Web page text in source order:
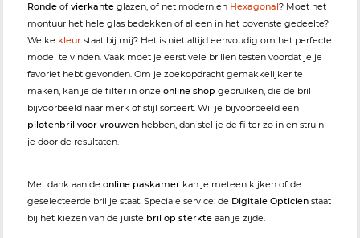
Ronde of vierkante glazen, of net modern en Hexagonal? Moet het
montuur het hele glas bedekken of alleen in het bovenste gedeelte?
Welke kleur staat bij mij? Het is niet altijd eenvoudig om het perfecte
model te vinden. Vaak moet je eerst vele brillen testen voordat je je
favoriet hebt gevonden. Om je zoekopdracht gemakkelijker te
maken, kan je de filter in onze online shop gebruiken, die de bril
bijvoorbeeld naar merk of stijl sorteert. Wil je bijvoorbeeld een
pilotenbril voor vrouwen hebben, dan stel je de filter zo in en struin
je door de resultaten.
Met dank aan de online paskamer kan je meteen kijken of de
geselecteerde bril je staat. Speciale service: de Digitale Opticien staat
bij het kiezen van de juiste bril op sterkte aan je zijde.